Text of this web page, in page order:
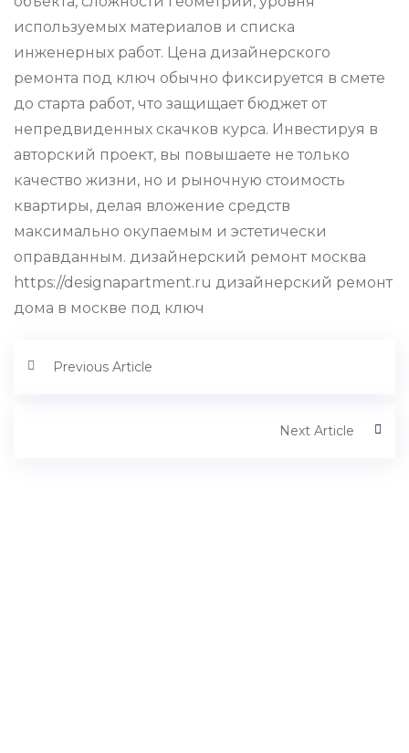
используемых материалов и списка
инженерных работ. Цена дизайнерского
ремонта под ключ обычно фиксируется в смете
до старта работ, что защищает бюджет от
непредвиденных скачков курса. Инвестируя в
авторский проект, вы повышаете не только
качество жизни, но и рыночную стоимость
квартиры, делая вложение средств
максимально окупаемым и эстетически
оправданным. дизайнерский ремонт москва
https://designapartment.ru дизайнерский ремонт
дома в москве под ключ
Previous Article
Next Article